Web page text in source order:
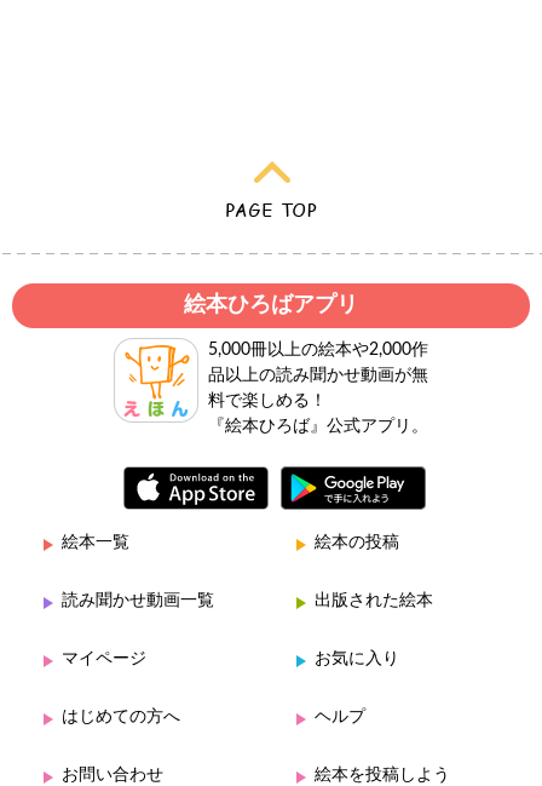
絵本ひろばアプリ
5,000冊以上の絵本や2,000作
品以上の読み聞かせ動画が無
料で楽しめる！
『絵本ひろば』公式アプリ。
絵本一覧 絵本の投稿
読み聞かせ動画一覧 出版された絵本
マイページ お気に入り
はじめての方へ ヘルプ
お問い合わせ 絵本を投稿しよう